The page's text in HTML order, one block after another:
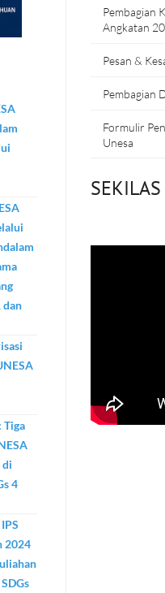
dan
Tiga
di
4
2024
Pembagian
Angkatan
Pesan &
Pembagian
Formulir
Unesa